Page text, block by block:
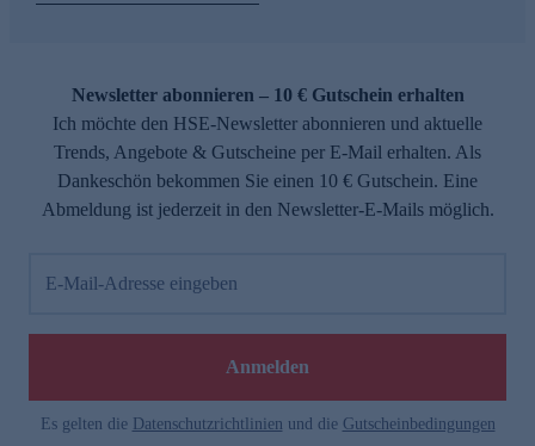
Newsletter abonnieren – 10 € Gutschein erhalten
Ich möchte den HSE-Newsletter abonnieren und aktuelle
Trends, Angebote & Gutscheine per E-Mail erhalten. Als
Dankeschön bekommen Sie einen 10 € Gutschein. Eine
Abmeldung ist jederzeit in den Newsletter-E-Mails möglich.
E-Mail-Adresse eingeben
Anmelden
Es gelten die Datenschutzrichtlinien und die Gutscheinbedingungen